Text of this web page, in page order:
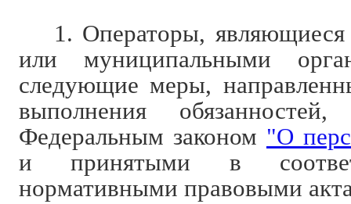
1. Операторы, являющиеся
или муниципальными
следующие меры,
выполнения обязанностей,
Федеральным законом "О
и принятыми в
нормативными правовыми